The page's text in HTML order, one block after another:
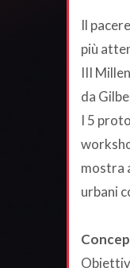
Il
più
III
da
I 5
mostra
urbani